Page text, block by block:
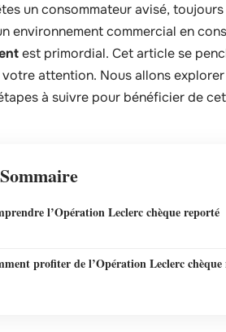
un consommateur avisé,
environnement commercial en
est primordial. Cet article se
votre attention. Nous allons
à suivre pour bénéficier de
Sommaire
l’Opération Leclerc chèque reporté
profiter de l’Opération Leclerc